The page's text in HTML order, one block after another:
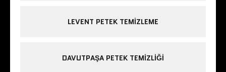
LEVENT PETEK TEMIZLEME
DAVUTPAŞA PETEK TEMIZLIĞI